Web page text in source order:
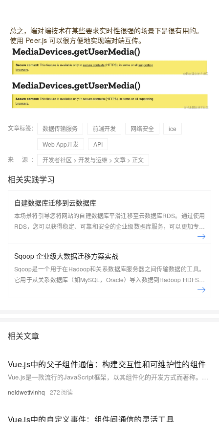
总之，端对端技术在某些要求实时性很强的场景下是很有用的。
使用 Peer.js 可以很方便地实现端对端互传。
文章标签： 数据传输服务 前端开发 网络安全
ice
Web App开发
API
来 源：
开发者社区 > 开发与运维 > 文章 > 正文
相关实践学习
自建数据库迁移到云数据库
本场景将引导您将网站的自建数据库平滑迁移至云数据库RDS。通过使用
RDS，您可以获得稳定、可靠和安全的企业级数据库服务，可以更加专注
Sqoop 企业级大数据迁移方案实战
Sqoop是一个用于在Hadoop和关系数据库服务器之间传输数据的工具。
它用于从关系数据库（如MySQL，Oracle）导入数据到Hadoop HDFS，
并从Hadoop文件系统导出到关系数据库。 本课程主要讲解了Sqoop的设
相关文章
Vue.js中的父子组件通信：构建交互性和可维护性的组件
Vue.js是一款流行的JavaScript框架，以其组件化的开发方式而著称。在Vue.js中，父子组件通信是实现组件之间交互和数据传递的重要机制。在本博客中，我们将深入研究父子组件通信的概念、用法、传递数据的方式以及如何有效地利用它来构建交互性和可维护性的组件。
neldwetfvlnhq 272
Vue.js中的自定义事件：组件间通信的灵活工具